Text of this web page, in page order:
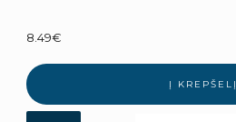
8.49€
Į KREPŠELĮ